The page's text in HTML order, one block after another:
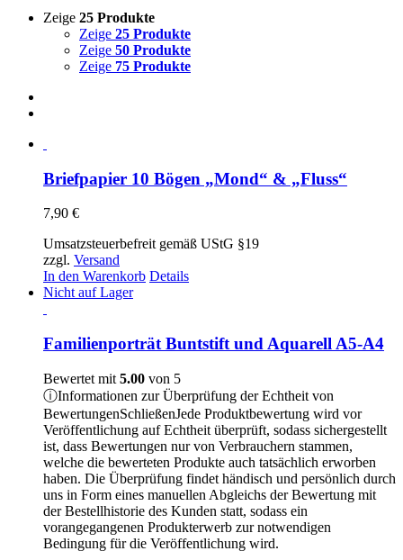
Zeige 25 Produkte
Zeige 25 Produkte
Zeige 50 Produkte
Zeige 75 Produkte
Briefpapier 10 Bögen „Mond“ & „Fluss“
7,90 €
Umsatzsteuerbefreit gemäß UStG §19
zzgl. Versand
In den Warenkorb Details
Nicht auf Lager
Familienporträt Buntstift und Aquarell A5-A4
Bewertet mit 5.00 von 5
ⓘInformationen zur Überprüfung der Echtheit von
BewertungenSchließenJede Produktbewertung wird vor
Veröffentlichung auf Echtheit überprüft, sodass sichergestellt
ist, dass Bewertungen nur von Verbrauchern stammen,
welche die bewerteten Produkte auch tatsächlich erworben
haben. Die Überprüfung findet händisch und persönlich durch
uns in Form eines manuellen Abgleichs der Bewertung mit
der Bestellhistorie des Kunden statt, sodass ein
vorangegangenen Produkterwerb zur notwendigen
Bedingung für die Veröffentlichung wird.